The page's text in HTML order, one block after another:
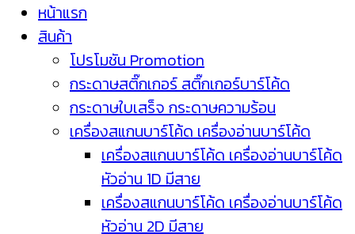
หน้าแรก
สินค้า
โปรโมชัน Promotion
กระดาษสติ๊กเกอร์ สติ๊กเกอร์บาร์โค้ด
กระดาษใบเสร็จ กระดาษความร้อน
เครื่องสแกนบาร์โค้ด เครื่องอ่านบาร์โค้ด
เครื่องสแกนบาร์โค้ด เครื่องอ่านบาร์โค้ด
หัวอ่าน 1D มีสาย
เครื่องสแกนบาร์โค้ด เครื่องอ่านบาร์โค้ด
หัวอ่าน 2D มีสาย